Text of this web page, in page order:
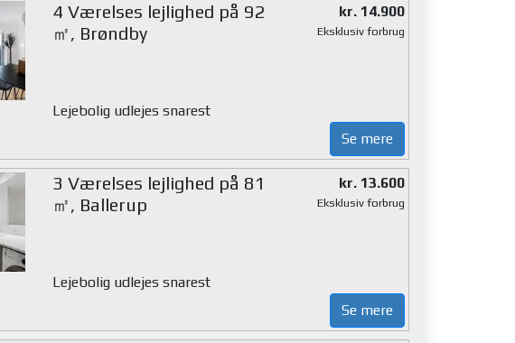
4 Værelses lejlighed på 92
㎡, Brøndby
kr. 14.900
Eksklusiv forbrug
Lejebolig udlejes snarest
Se mere
3 Værelses lejlighed på 81
㎡, Ballerup
kr. 13.600
Eksklusiv forbrug
Lejebolig udlejes snarest
Se mere